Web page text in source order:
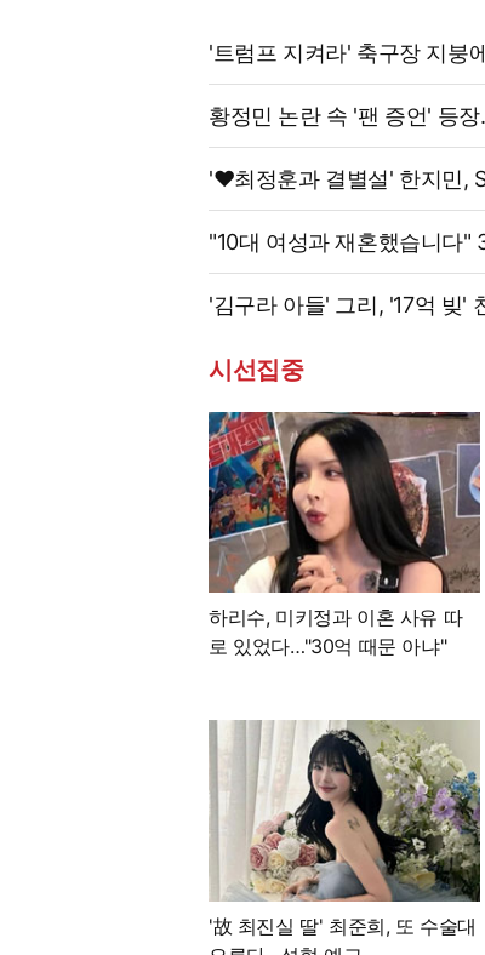
'트럼프 지켜라' 축구장 지붕
황정민 논란 속 '팬 증언' 등
'♥최정훈과 결별설' 한지민,
"10대 여성과 재혼했습니다"
'김구라 아들' 그리, '17억 빚'
시선집중
하리수, 미키정과 이혼 사유 따
로 있었다…"30억 때문 아냐"
'故 최진실 딸' 최준희, 또 수술대